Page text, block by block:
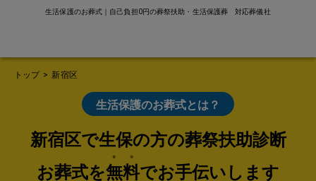
生活保護のお葬式｜自己負担0円の葬祭扶助・生活保護葬 対応葬儀社
トップ > 新宿区
生活保護のお葬式とは？
新宿区で生保の方の葬祭扶助診断
お葬式を無料でお手伝いします